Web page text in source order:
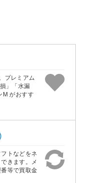
プレミアム
」「水漏
M がおすす
トなどをネ
きます。メ
等で買取金